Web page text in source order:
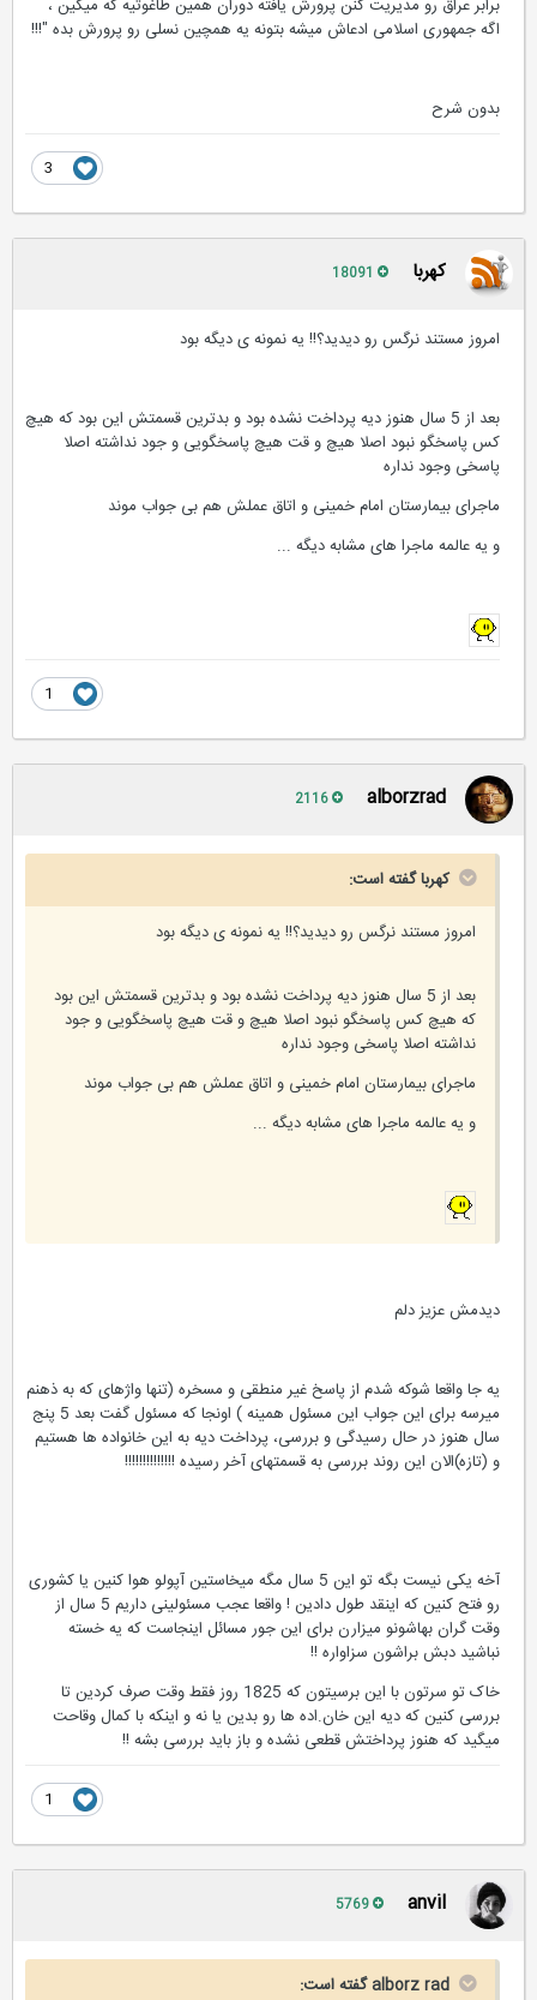
برابر عراق رو مدیریت کنن پرورش یافته دوران همین طاغوتیه که میگین ،
اگه جمهوری اسلامی ادعاش میشه بتونه یه همچین نسلی رو پرورش بده "!!!
بدون شرح
کهربا
امروز مستند نرگس رو دیدید؟!! یه نمونه ی دیگه بود
بعد از 5 سال هنوز دیه پرداخت نشده بود و بدترین قسمتش این بود که هیچ
کس پاسخگو نبود اصلا هیچ و قت هیچ پاسخگویی و جود نداشته اصلا
پاسخی وجود نداره
ماجرای بیمارستان امام خمینی و اتاق عملش هم بی جواب موند
و یه عالمه ماجرا های مشابه دیگه ...
alborzrad
کهربا گفته است:
امروز مستند نرگس رو دیدید؟!! یه نمونه ی دیگه بود
بعد از 5 سال هنوز دیه پرداخت نشده بود و بدترین قسمتش این بود
که هیچ کس پاسخگو نبود اصلا هیچ و قت هیچ پاسخگویی و جود
نداشته اصلا پاسخی وجود نداره
ماجرای بیمارستان امام خمینی و اتاق عملش هم بی جواب موند
و یه عالمه ماجرا های مشابه دیگه ...
دیدمش عزیز دلم
یه جا واقعا شوکه شدم از پاسخ غیر منطقی و مسخره (تنها واژهای که به ذهنم
میرسه برای این جواب این مسئول همینه ) اونجا که مسئول گفت بعد 5 پنج
سال هنوز در حال رسیدگی و بررسی، پرداخت دیه به این خانواده ها هستیم
و (تازه)الان این روند بررسی به قسمتهای آخر رسیده !!!!!!!!!!!!!!
آخه یکی نیست بگه تو این 5 سال مگه میخاستین آپولو هوا کنین یا کشوری
رو فتح کنین که اینقد طول دادین ! واقعا عجب مسئولینی داریم 5 سال از
وقت گران بهاشونو میزارن برای این جور مسائل اینجاست که یه خسته
نباشید دبش براشون سزاواره !!
خاک تو سرتون با این برسیتون که 1825 روز فقط وقت صرف کردین تا
بررسی کنین که دیه این خان.اده ها رو بدین یا نه و اینکه با کمال وقاحت
میگید که هنوز پرداختش قطعی نشده و باز باید بررسی بشه !!
anvil
alborz rad گفته است: